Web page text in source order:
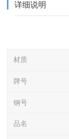
详细说明
材质
牌号
钢号
品名